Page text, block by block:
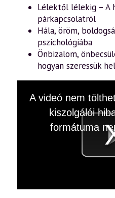
Lélektől lélekig – A
párkapcsolatról
Hála, öröm,
pszichológiába
Önbizalom,
hogyan szeressük
A videó nem
kiszolgálói
formátuma